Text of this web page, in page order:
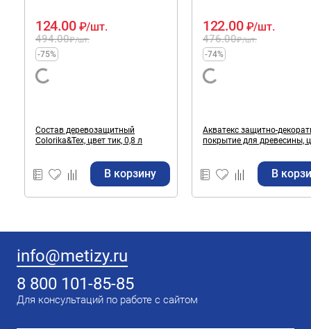
494.00₽/шт.
124.00 ₽/шт.
-75%
Состав деревозащитный
Colorika&Tex, цвет тик, 0,8 л
В корзину
476.00₽/шт.
122.00 ₽/шт.
-74%
Акватекс защитно-декоративное
покрытие для древесины,
В
info@metizy.ru
8 800 101-85-85
Для консультаций по работе с сайтом